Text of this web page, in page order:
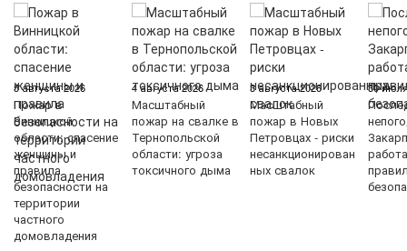
5 августа 2026
Пожар в
Винницкой
области: спасение
женщины и
правила
безопасности на
территории
частного
домовладения
4 августа 2026
Масштабный
пожар на свалке в
Тернопольской
области: угроза
токсичного дыма
3 августа 2026
Масштабный
пожар в Новых
Петровцах - риски
несанкционирован
ных свалок
30